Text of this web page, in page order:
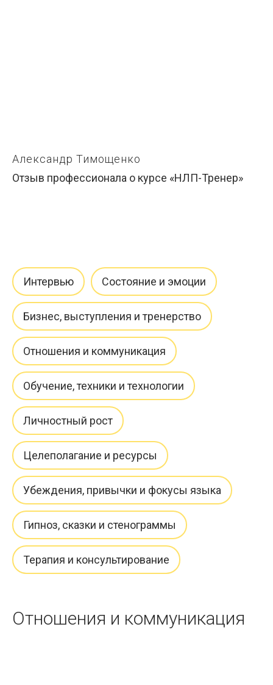
Александр Тимощенко
Отзыв профессионала о курсе «НЛП-Тренер»
Интервью Состояние и эмоции
Бизнес, выступления и тренерство
Отношения и коммуникация
Обучение, техники и технологии
Личностный рост
Целеполагание и ресурсы
Убеждения, привычки и фокусы языка
Гипноз, сказки и стенограммы
Терапия и консультирование
Отношения и коммуникация